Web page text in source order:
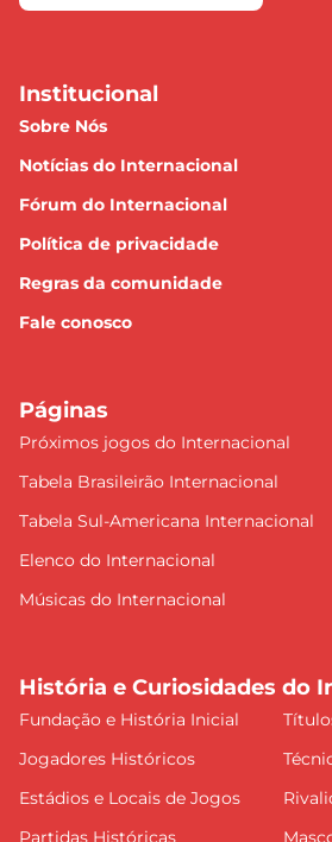
Institucional
Sobre Nós
Notícias do Internacional
Fórum do Internacional
Política de privacidade
Regras da comunidade
Fale conosco
Páginas
Próximos jogos do Internacional
Tabela Brasileirão Internacional
Tabela Sul-Americana Internacional
Elenco do Internacional
Músicas do Internacional
História e Curiosidades do
Fundação e História Inicial
Jogadores Históricos
Estádios e Locais de Jogos
Partidas Históricas